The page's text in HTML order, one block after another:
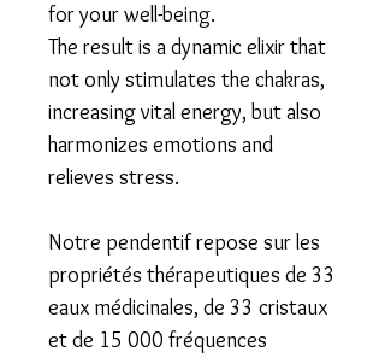
for your well-being.
​The result is a dynamic elixir that
not only stimulates the chakras,
increasing vital energy, but also
harmonizes emotions and
relieves stress.
Notre pendentif repose sur les
propriétés thérapeutiques de 33
eaux médicinales, de 33 cristaux
et de 15 000 fréquences